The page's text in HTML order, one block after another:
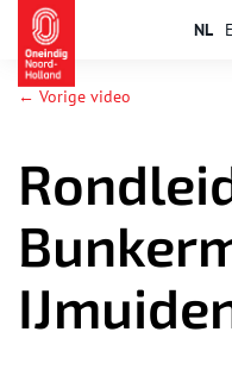
NL
← Vorige video